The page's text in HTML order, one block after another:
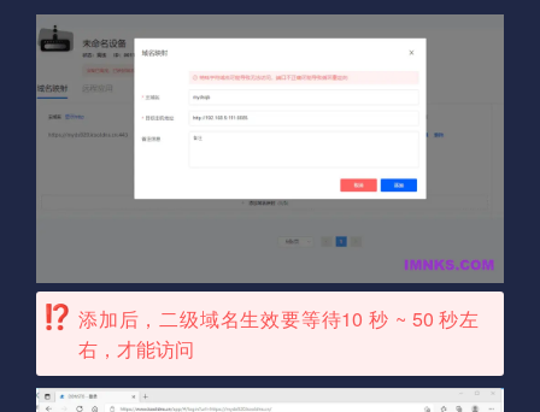
添加后，二级域名生效要等待10 秒 ~ 50 秒左
右，才能访问